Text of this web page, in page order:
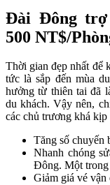
Đài Đông trợ
500 NT$/
Thời gian đẹp nhất để
tức là sắp đến mùa
hưởng từ thiên tai đã
du khách. Vậy nên,
các chủ trương khá
Tăng số
Nhanh chóng
Đông. Một trong
Giảm giá vé vận